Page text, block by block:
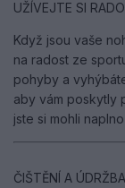
UŽÍVEJTE SI
Když jsou vaše
na radost ze
pohyby a
aby vám poskytly
jste si mohli
ČIŠTĚNÍ A ÚDRŽBA